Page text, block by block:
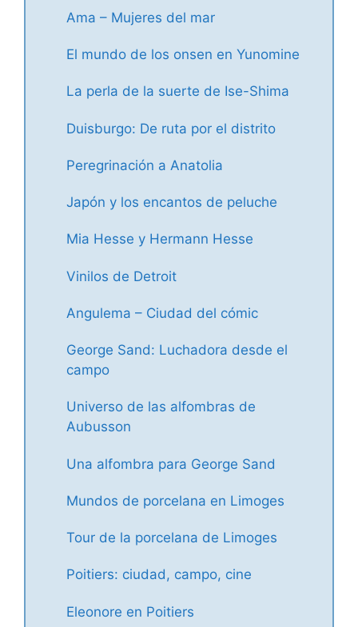
Ama – Mujeres del mar
El mundo de los onsen en Yunomine
La perla de la suerte de Ise-Shima
Duisburgo: De ruta por el distrito
Peregrinación a Anatolia
Japón y los encantos de peluche
Mia Hesse y Hermann Hesse
Vinilos de Detroit
Angulema – Ciudad del cómic
George Sand: Luchadora desde el
campo
Universo de las alfombras de
Aubusson
Una alfombra para George Sand
Mundos de porcelana en Limoges
Tour de la porcelana de Limoges
Poitiers: ciudad, campo, cine
Eleonore en Poitiers